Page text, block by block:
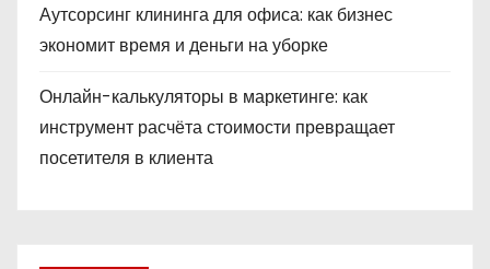
Аутсорсинг клининга для офиса: как бизнес
экономит время и деньги на уборке
Онлайн-калькуляторы в маркетинге: как
инструмент расчёта стоимости превращает
посетителя в клиента